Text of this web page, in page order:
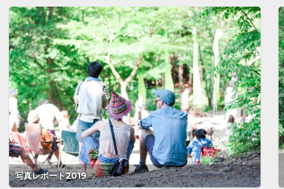
写真レポート2019